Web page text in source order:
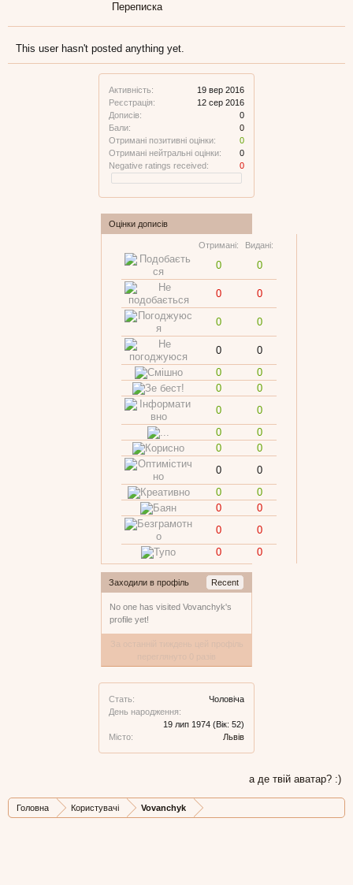
Активність:
19 вер 2016
Реєстрація:
12 сер 2016
Дописів:
0
Бали:
0
Отримані позитивні оцінки:
0
Отримані нейтральні оцінки:
0
Negative ratings received:
0
Оцінки дописів
Отримані: Видані:
0 0
0 0
0 0
0
0
0
0
0
0
0
0
0
0
0
0
0
0
0
0
0
0
0
0
0
0
Заходили в профіль Recent
No one has visited Vovanchyk's
profile yet!
Стать:
Чоловіча
День народження:
19 лип 1974 (Вік: 52)
Місто:
Львів
Переписка
This user hasn't posted anything yet.
а де твій аватар? :)
Головна Користувачі Vovanchyk